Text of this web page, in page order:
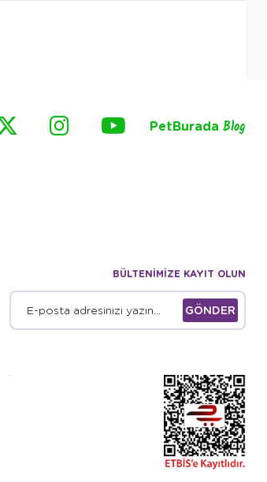
PetBurada Blog
BÜLTENİMİZE KAYIT OLUN
GÖNDER